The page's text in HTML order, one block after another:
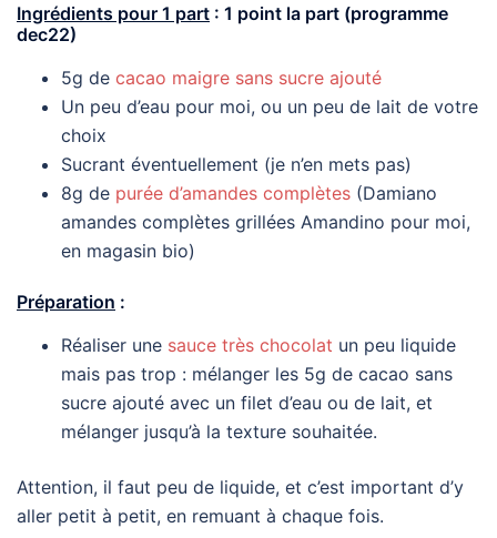
Ingrédients pour 1 part : 1 point la part (programme
dec22)
5g de cacao maigre sans sucre ajouté
Un peu d’eau pour moi, ou un peu de lait de votre
choix
Sucrant éventuellement (je n’en mets pas)
8g de purée d’amandes complètes (Damiano
amandes complètes grillées Amandino pour moi,
en magasin bio)
Préparation :
Réaliser une sauce très chocolat un peu liquide
mais pas trop : mélanger les 5g de cacao sans
sucre ajouté avec un filet d’eau ou de lait, et
mélanger jusqu’à la texture souhaitée.
Attention, il faut peu de liquide, et c’est important d’y
aller petit à petit, en remuant à chaque fois.